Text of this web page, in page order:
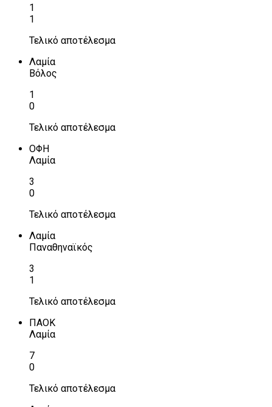
1
1
Τελικό αποτέλεσμα
Λαμία
Βόλος
1
0
Τελικό αποτέλεσμα
ΟΦΗ
Λαμία
3
0
Τελικό αποτέλεσμα
Λαμία
Παναθηναϊκός
3
1
Τελικό αποτέλεσμα
ΠΑΟΚ
Λαμία
7
0
Τελικό αποτέλεσμα